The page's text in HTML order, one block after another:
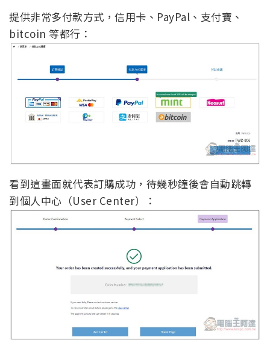
提供非常多付款方式，信用卡、PayPal、支付寶、
bitcoin 等都行：
看到這畫面就代表訂購成功，待幾秒鐘後會自動跳轉
到個人中心（User Center）：